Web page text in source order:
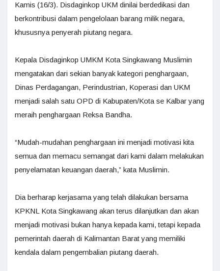
Kamis (16/3). Disdaginkop UKM dinilai berdedikasi dan
berkontribusi dalam pengelolaan barang milik negara,
khususnya penyerah piutang negara.
Kepala Disdaginkop UMKM Kota Singkawang Muslimin
mengatakan dari sekian banyak kategori penghargaan,
Dinas Perdagangan, Perindustrian, Koperasi dan UKM
menjadi salah satu OPD di Kabupaten/Kota se Kalbar yang
meraih penghargaan Reksa Bandha.
“Mudah-mudahan penghargaan ini menjadi motivasi kita
semua dan memacu semangat dari kami dalam melakukan
penyelamatan keuangan daerah,” kata Muslimin.
Dia berharap kerjasama yang telah dilakukan bersama
KPKNL Kota Singkawang akan terus dilanjutkan dan akan
menjadi motivasi bukan hanya kepada kami, tetapi kepada
pemerintah daerah di Kalimantan Barat yang memiliki
kendala dalam pengembalian piutang daerah.